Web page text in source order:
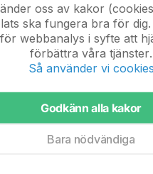
oss av kakor
ska fungera bra för dig.
webbanalys i syfte att
förbättra våra tjänster.
Så använder vi cookies
Godkänn alla kakor
Bara nödvändiga